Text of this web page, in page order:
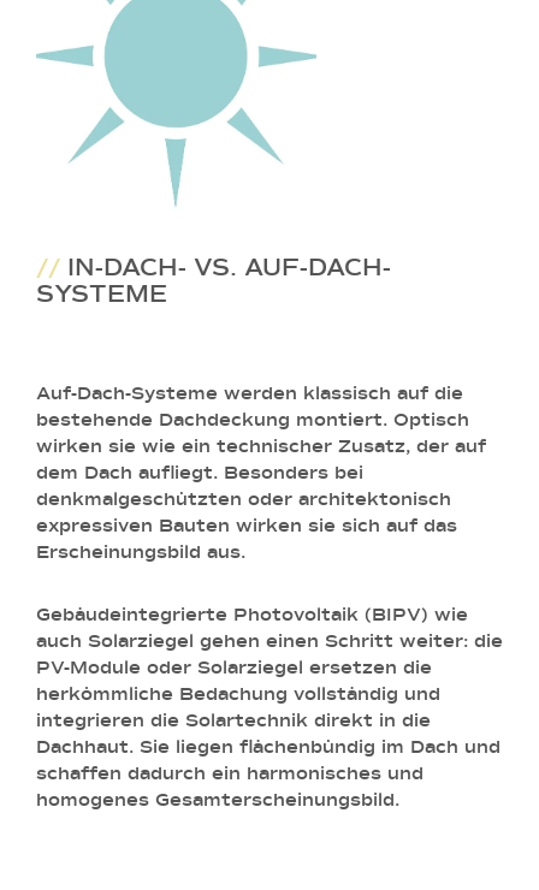
// IN-DACH- VS. AUF-DACH-
SYSTEME
Auf-Dach-Systeme werden klassisch auf die
bestehende Dachdeckung montiert. Optisch
wirken sie wie ein technischer Zusatz, der auf
dem Dach aufliegt. Besonders bei
denkmalgeschützten oder architektonisch
expressiven Bauten wirken sie sich auf das
Erscheinungsbild aus.
Gebäudeintegrierte Photovoltaik (BIPV) wie
auch Solarziegel gehen einen Schritt weiter: die
PV-Module oder Solarziegel ersetzen die
herkömmliche Bedachung vollständig und
integrieren die Solartechnik direkt in die
Dachhaut. Sie liegen flächenbündig im Dach und
schaffen dadurch ein harmonisches und
homogenes Gesamterscheinungsbild.